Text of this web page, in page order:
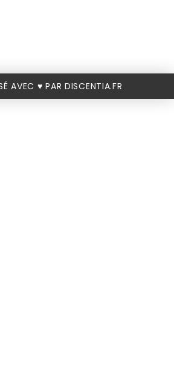
AVEC ♥️ PAR DISCENTIA.FR